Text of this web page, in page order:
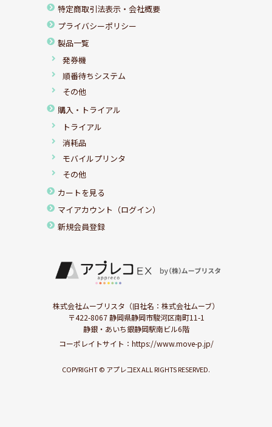
特定商取引法表示・会社概要
プライバシーポリシー
製品一覧
発券機
順番待ちシステム
その他
購入・トライアル
トライアル
消耗品
モバイルプリンタ
その他
カートを見る
マイアカウント（ログイン）
新規会員登録
株式会社ムーブリスタ（旧社名：株式会社ムーブ）
〒422-8067 静岡県静岡市駿河区南町11-1
静銀・あいち銀静岡駅南ビル6階
コーポレイトサイト： https://www.move-p.jp/
COPYRIGHT © アプレコEX ALL RIGHTS RESERVED.